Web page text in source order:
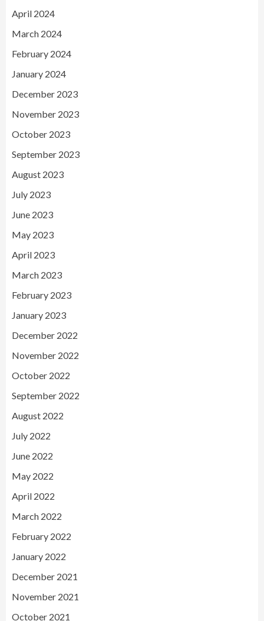
April 2024
March 2024
February 2024
January 2024
December 2023
November 2023
October 2023
September 2023
August 2023
July 2023
June 2023
May 2023
April 2023
March 2023
February 2023
January 2023
December 2022
November 2022
October 2022
September 2022
August 2022
July 2022
June 2022
May 2022
April 2022
March 2022
February 2022
January 2022
December 2021
November 2021
October 2021